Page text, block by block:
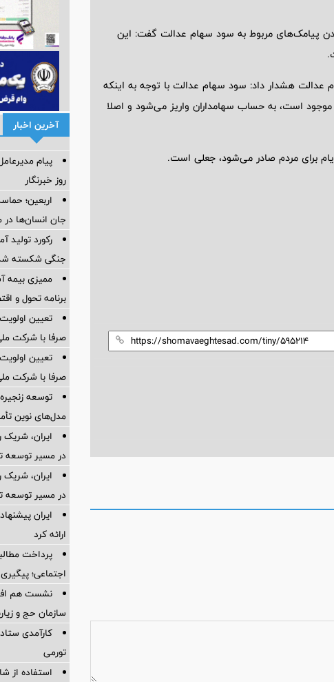
پیامک‌های مربوط به سود سهام عدالت گفت: این
هشدار داد: سود سهام عدالت با توجه به اینکه
است، به حساب سهامداران واریز می‌شود و اصلا
برای مردم صادر می‌شود، جعلی است.
آخرین اخبار
پیام
روز خبرنگار
اربعین؛
جان انسان‌ها
رکورد تولید
جنگی شکسته
ممیزی بیمه
برنامه تحول و
تعیین
صرفا با شرکت
تعیین
صرفا با شرکت
توسعه
مدل‌های نوین
ایران، شریک
در مسیر توسعه
ایران، شریک
در مسیر توسعه
ایران
ارائه کرد
پرداخت
اجتماعی؛
نشست هم
سازمان حج و
کارآمدی
تورمی
استفاده